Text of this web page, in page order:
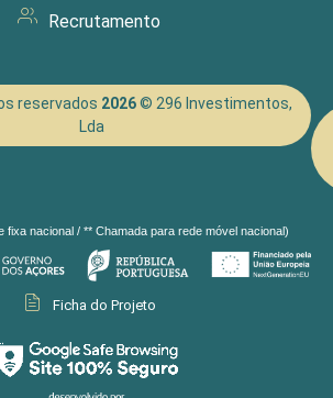
Recrutamento
reservados 2026© 296 Investimentos,
Lda
fixa nacional / ** Chamada para rede móvel nacional)
Ficha do Projeto